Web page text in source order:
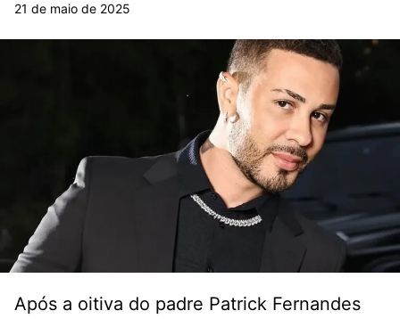
21 de maio de 2025
Após a oitiva do padre Patrick Fernandes